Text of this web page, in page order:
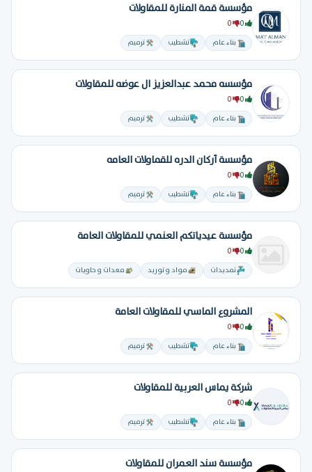
مؤسسة قمة المنارة للمقاولات
بناء عام تشطيب ترميم
مؤسسه محمد عبدالعزيز ال عوضه للمقاولات
بناء عام تشطيب ترميم
مؤسسة أركان الدره للقماولات العامه
بناء عام تشطيب ترميم
مؤسسة عيدياتكم العنمي للمقاولات العامة
تمديدات مواد و توريد معدات و حاويات
المشروع الماسي للمقاولات العامة
بناء عام تشطيب ترميم
شركة يماس العربية للمقاولات
بناء عام تشطيب ترميم
مؤسسة سند العمران للمقاولات